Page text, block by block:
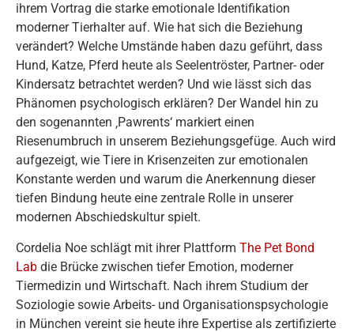
ihrem Vortrag die starke emotionale Identifikation
moderner Tierhalter auf. Wie hat sich die Beziehung
verändert? Welche Umstände haben dazu geführt, dass
Hund, Katze, Pferd heute als Seelentröster, Partner- oder
Kindersatz betrachtet werden? Und wie lässt sich das
Phänomen psychologisch erklären? Der Wandel hin zu
den sogenannten ‚Pawrents‘ markiert einen
Riesenumbruch in unserem Beziehungsgefüge. Auch wird
aufgezeigt, wie Tiere in Krisenzeiten zur emotionalen
Konstante werden und warum die Anerkennung dieser
tiefen Bindung heute eine zentrale Rolle in unserer
modernen Abschiedskultur spielt.
Cordelia Noe schlägt mit ihrer Plattform The Pet Bond
Lab die Brücke zwischen tiefer Emotion, moderner
Tiermedizin und Wirtschaft. Nach ihrem Studium der
Soziologie sowie Arbeits- und Organisationspsychologie
in München vereint sie heute ihre Expertise als zertifizierte